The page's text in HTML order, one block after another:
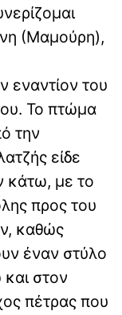
(Μαμούρη),
εναντίον του
Το πτώμα
την
είδε
κάτω, με το
προς του
καθώς
έναν στύλο
στον
πέτρας που